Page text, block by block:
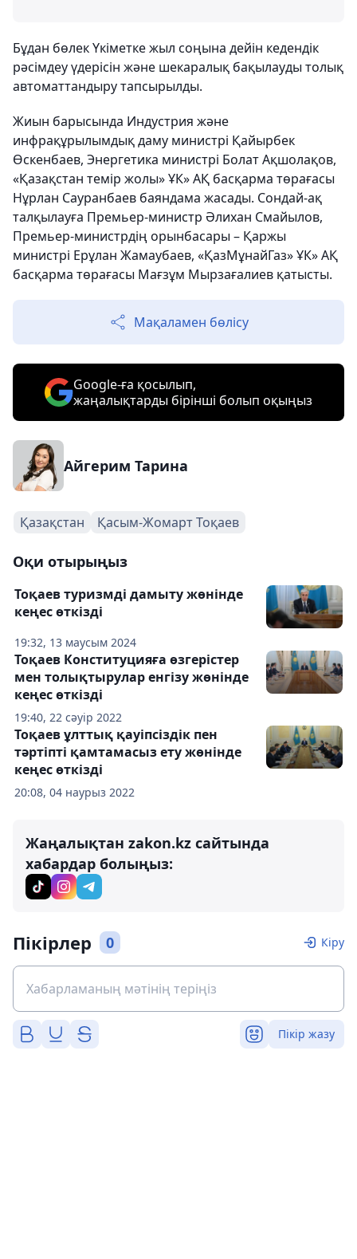
Бұдан бөлек Үкіметке жыл соңына дейін кедендік
рәсімдеу үдерісін және шекаралық бақылауды толық
автоматтандыру тапсырылды.
Жиын барысында Индустрия және
инфрақұрылымдық даму министрі Қайырбек
Өскенбаев, Энергетика министрі Болат Ақшолақов,
«Қазақстан темір жолы» ҰК» АҚ басқарма төрағасы
Нұрлан Сауранбаев баяндама жасады. Сондай-ақ
талқылауға Премьер-министр Әлихан Смайылов,
Премьер-министрдің орынбасары – Қаржы
министрі Ерұлан Жамаубаев, «ҚазМұнайГаз» ҰК» АҚ
басқарма төрағасы Мағзұм Мырзағалиев қатысты.
Мақаламен бөлісу
Google-ға қосылып,
жаңалықтарды бірінші болып оқыңыз
Айгерим Тарина
Қазақстан Қасым-Жомарт Тоқаев
Оқи отырыңыз
19:32, 13 маусым 2024
Тоқаев туризмді дамыту жөнінде
кеңес өткізді
19:40, 22 сәуір 2022
Тоқаев Конституцияға өзгерістер
мен толықтырулар енгізу жөнінде
кеңес өткізді
20:08, 04 наурыз 2022
Тоқаев ұлттық қауіпсіздік пен
тәртіпті қамтамасыз ету жөнінде
кеңес өткізді
Жаңалықтан zakon.kz сайтында
хабардар болыңыз:
Пікірлер 0 Кіру
Пікір жазу